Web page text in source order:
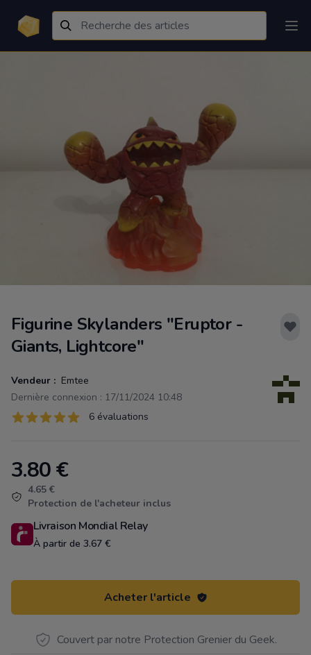
Figurine Skylanders "Eruptor -
Giants, Lightcore"
Vendeur : Emtee
Dernière connexion : 17/11/2024 10:48
Évaluations
6 sur 5 étoiles 6 évaluations
Product information
3.80€
4.65 €
Protection de l'acheteur inclus
Livraison Mondial Relay
À partir de 3.67 €
Acheter l'article
Couvert par notre Protection Grenier du Geek.